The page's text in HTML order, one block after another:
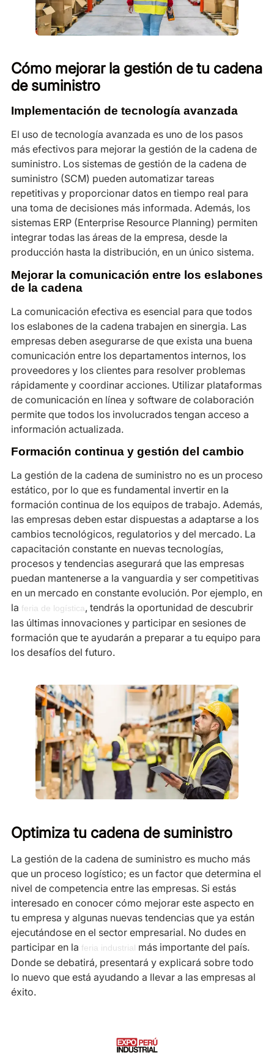
Cómo mejorar la gestión de tu cadena
de suministro
Implementación de tecnología avanzada
El uso de tecnología avanzada es uno de los pasos
más efectivos para mejorar la gestión de la cadena de
suministro. Los sistemas de gestión de la cadena de
suministro (SCM) pueden automatizar tareas
repetitivas y proporcionar datos en tiempo real para
una toma de decisiones más informada. Además, los
sistemas ERP (Enterprise Resource Planning) permiten
integrar todas las áreas de la empresa, desde la
producción hasta la distribución, en un único sistema.
Mejorar la comunicación entre los eslabones
de la cadena
La comunicación efectiva es esencial para que todos
los eslabones de la cadena trabajen en sinergia. Las
empresas deben asegurarse de que exista una buena
comunicación entre los departamentos internos, los
proveedores y los clientes para resolver problemas
rápidamente y coordinar acciones. Utilizar plataformas
de comunicación en línea y software de colaboración
permite que todos los involucrados tengan acceso a
información actualizada.
Formación continua y gestión del cambio
La gestión de la cadena de suministro no es un proceso
estático, por lo que es fundamental invertir en la
formación continua de los equipos de trabajo. Además,
las empresas deben estar dispuestas a adaptarse a los
cambios tecnológicos, regulatorios y del mercado. La
capacitación constante en nuevas tecnologías,
procesos y tendencias asegurará que las empresas
puedan mantenerse a la vanguardia y ser competitivas
en un mercado en constante evolución. Por ejemplo, en
la feria de logística, tendrás la oportunidad de descubrir
las últimas innovaciones y participar en sesiones de
formación que te ayudarán a preparar a tu equipo para
los desafíos del futuro.
Optimiza tu cadena de suministro
La gestión de la cadena de suministro es mucho más
que un proceso logístico; es un factor que determina el
nivel de competencia entre las empresas. Si estás
interesado en conocer cómo mejorar este aspecto en
tu empresa y algunas nuevas tendencias que ya están
ejecutándose en el sector empresarial. No dudes en
participar en la feria industrial más importante del país.
Donde se debatirá, presentará y explicará sobre todo
lo nuevo que está ayudando a llevar a las empresas al
éxito.